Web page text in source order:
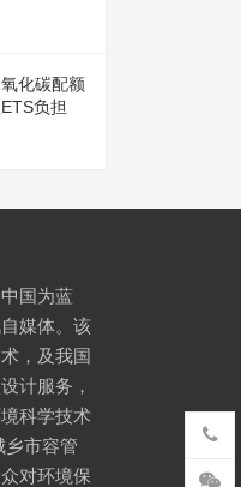
化碳配额
负担
国为蓝
媒体。该
，及我国
计服务，
科学技术
乡市容管
对环境保